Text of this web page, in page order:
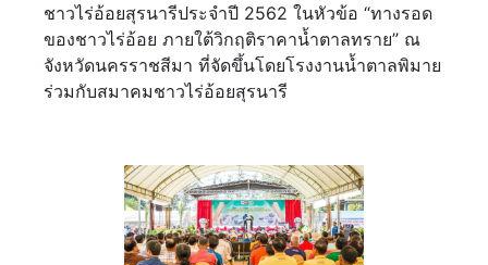
ชาวไร่อ้อยสุรนารีประจำปี 2562 ในหัวข้อ “ทางรอด
ของชาวไร่อ้อย ภายใต้วิกฤติราคาน้ำตาลทราย” ณ
จังหวัดนครราชสีมา ที่จัดขึ้นโดยโรงงานน้ำตาลพิมาย
ร่วมกับสมาคมชาวไร่อ้อยสุรนารี